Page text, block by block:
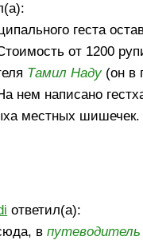
геста
от 1200
Тамил Наду(он в
нем написано
местных шишечек.
ответил(а):
впутеводитель